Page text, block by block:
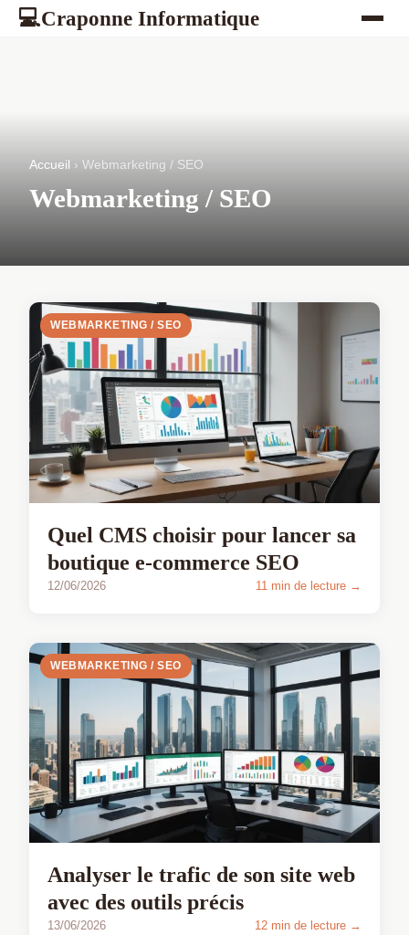
💻Craponne Informatique
Accueil › Webmarketing / SEO
Webmarketing / SEO
WEBMARKETING / SEO
Quel CMS choisir pour lancer sa
boutique e-commerce SEO
12/06/2026 11 min de lecture →
WEBMARKETING / SEO
Analyser le trafic de son site web
avec des outils précis
13/06/2026 12 min de lecture →